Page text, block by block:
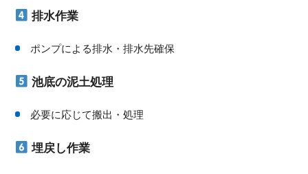
排水作業
ポンプによる排水・排水先確保
池底の泥土処理
必要に応じて搬出・処理
埋戻し作業